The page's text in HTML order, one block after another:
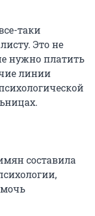
таки
Это не
нужно платить
линии
составила